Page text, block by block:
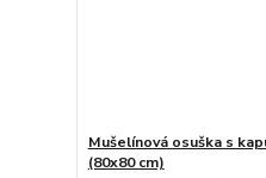
Mušelínová osuška s
(80x80 cm)